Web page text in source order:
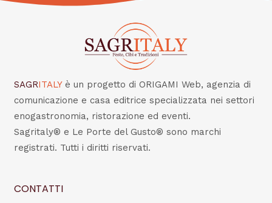
SAGRITALY è un progetto di ORIGAMI Web, agenzia di
comunicazione e casa editrice specializzata nei settori
enogastronomia, ristorazione ed eventi.
Sagritaly® e Le Porte del Gusto® sono marchi
registrati. Tutti i diritti riservati.
CONTATTI